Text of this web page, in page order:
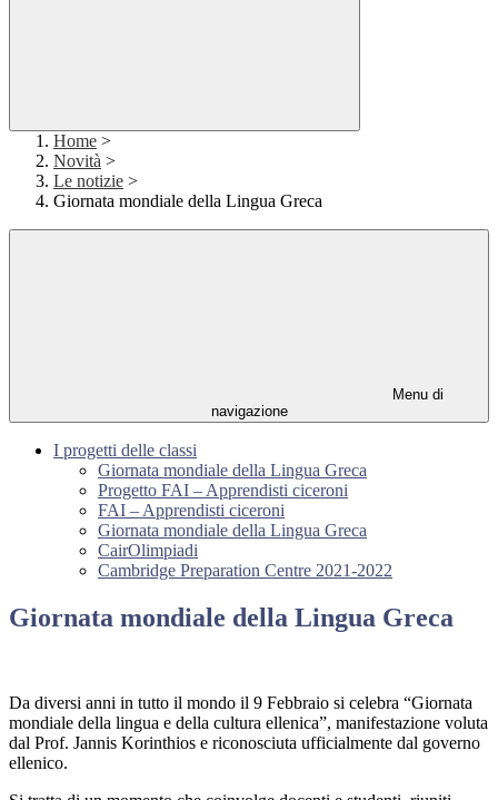
Home >
Novità >
Le notizie >
Giornata mondiale della Lingua Greca
Menu di
navigazione
I progetti delle classi
Giornata mondiale della Lingua Greca
Progetto FAI – Apprendisti ciceroni
FAI – Apprendisti ciceroni
Giornata mondiale della Lingua Greca
CairOlimpiadi
Cambridge Preparation Centre 2021-2022
Giornata mondiale della Lingua Greca
Da diversi anni in tutto il mondo il 9 Febbraio si celebra “Giornata
mondiale della lingua e della cultura ellenica”, manifestazione voluta
dal Prof. Jannis Korinthios e riconosciuta ufficialmente dal governo
ellenico.